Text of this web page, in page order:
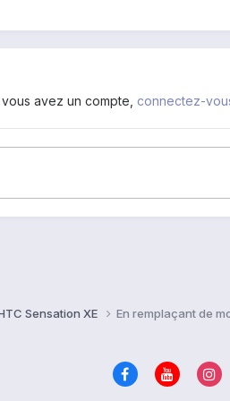
avez un compte, connectez-
Sensation XE En remplaçant de